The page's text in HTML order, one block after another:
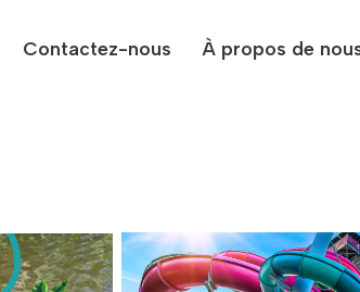
Contactez-nous À propos de